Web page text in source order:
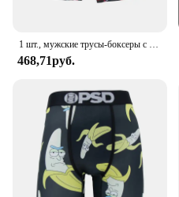
468,71руб.